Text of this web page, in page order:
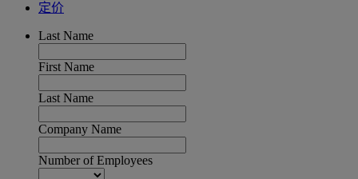
定价
Last Name
First Name
Last Name
Company Name
Number of Employees